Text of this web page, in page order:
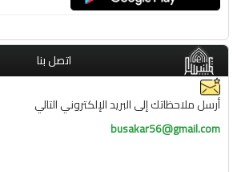
اتصل بنا
أرسل ملاحظاتك إلى البريد الإلكتروني التالي
busakar56@gmail.com